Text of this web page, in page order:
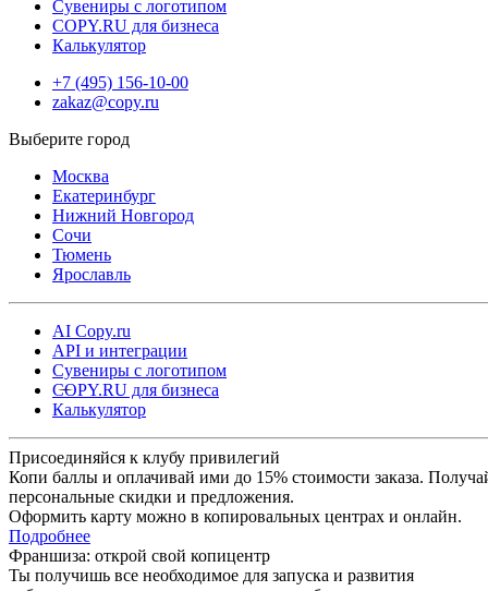
Сувениры с логотипом
COPY.RU для бизнеса
Калькулятор
+7 (495) 156-10-00
zakaz@copy.ru
Москва
Екатеринбург
Нижний Новгород
Сочи
Тюмень
Ярославль
AI Copy.ru
API и интеграции
Сувениры с логотипом
COPY.RU для бизнеса
Калькулятор
Присоединяйся к клубу привилегий
Копи баллы и оплачивай ими до 15% стоимости заказа.
персональные скидки и предложения.
Оформить карту можно в копировальных центрах и онлайн.
Подробнее
Франшиза: открой свой копицентр
Ты получишь все необходимое для запуска и развития